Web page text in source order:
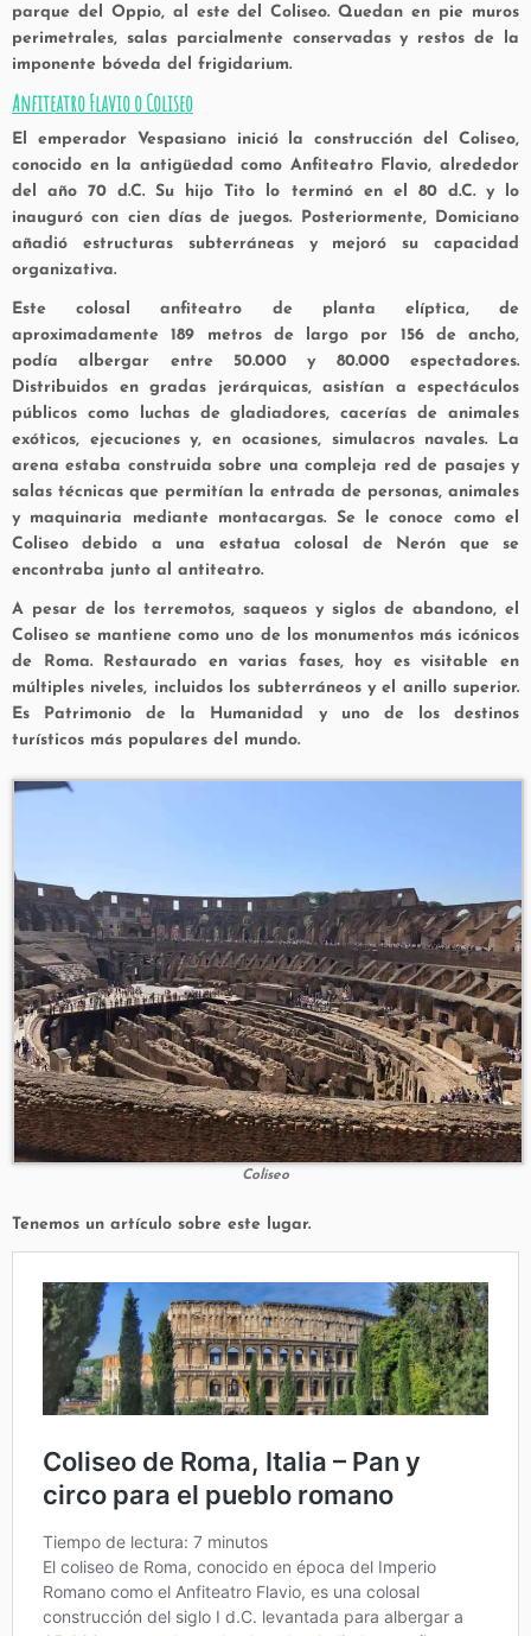
parque del Oppio, al este del Coliseo. Quedan en pie muros
perimetrales, salas parcialmente conservadas y restos de la
imponente bóveda del frigidarium.
Anfiteatro Flavio o Coliseo
El emperador Vespasiano inició la construcción del Coliseo,
conocido en la antigüedad como Anfiteatro Flavio, alrededor
del año 70 d.C. Su hijo Tito lo terminó en el 80 d.C. y lo
inauguró con cien días de juegos. Posteriormente, Domiciano
añadió estructuras subterráneas y mejoró su capacidad
organizativa.
Este colosal anfiteatro de planta elíptica, de
aproximadamente 189 metros de largo por 156 de ancho,
podía albergar entre 50.000 y 80.000 espectadores.
Distribuidos en gradas jerárquicas, asistían a espectáculos
públicos como luchas de gladiadores, cacerías de animales
exóticos, ejecuciones y, en ocasiones, simulacros navales. La
arena estaba construida sobre una compleja red de pasajes y
salas técnicas que permitían la entrada de personas, animales
y maquinaria mediante montacargas. Se le conoce como el
Coliseo debido a una estatua colosal de Nerón que se
encontraba junto al antiteatro.
A pesar de los terremotos, saqueos y siglos de abandono, el
Coliseo se mantiene como uno de los monumentos más icónicos
de Roma. Restaurado en varias fases, hoy es visitable en
múltiples niveles, incluidos los subterráneos y el anillo superior.
Es Patrimonio de la Humanidad y uno de los destinos
turísticos más populares del mundo.
Coliseo
Tenemos un artículo sobre este lugar.